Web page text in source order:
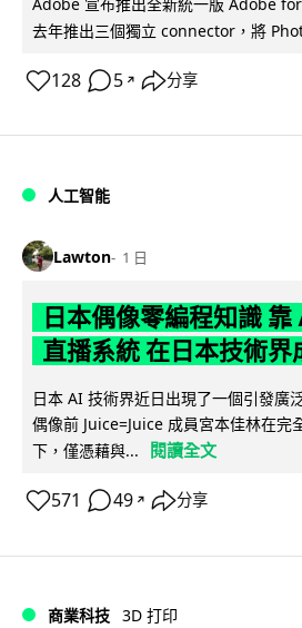
去年推出三個獨立 connector，將
128 5 ↗ 分享
人工智能
Lawton 1 日
日本偶像零編程知識 靠
直播系統 在日本技術界
日本 AI 技術界近日出現了一個引發廣
偶像前 Juice=Juice 成員宮本佳林在完
下，僅憑藉與...
閱讀全文
571 49 ↗ 分享
商業科技 3D 打印